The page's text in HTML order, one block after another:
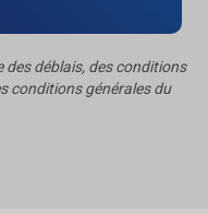
des déblais, des conditions
conditions générales du